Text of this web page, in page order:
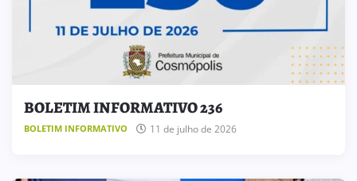
BOLETIM INFORMATIVO 236
BOLETIM INFORMATIVO 11 de julho de 2026